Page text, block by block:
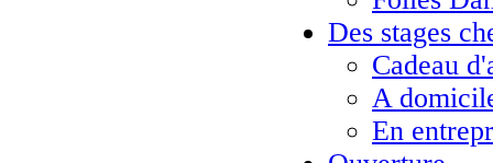
Des stages
Cadeau
A
En